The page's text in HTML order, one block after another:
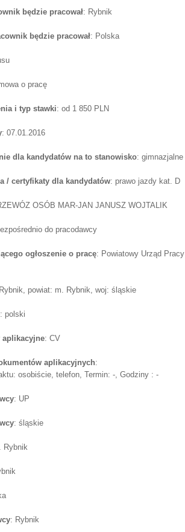
będzie pracował: Rybnik
będzie pracował: Polska
o pracę
i typ stawki: od 1 850 PLN
: 07.01.2016
dla kandydatów na to stanowisko: gimnazjalne
/ certyfikaty dla kandydatów: prawo jazdy kat. D
OSÓB MAR-JAN JANUSZ WOJTALIK
do pracodawcy
ogłoszenie o pracę: Powiatowy Urząd
powiat: m. Rybnik, woj: śląskie
: polski
aplikacyjne: CV
aplikacyjnych:
osobiście, telefon, Termin: -, Godziny : -
: UP
: śląskie
Rybnik
: Rybnik